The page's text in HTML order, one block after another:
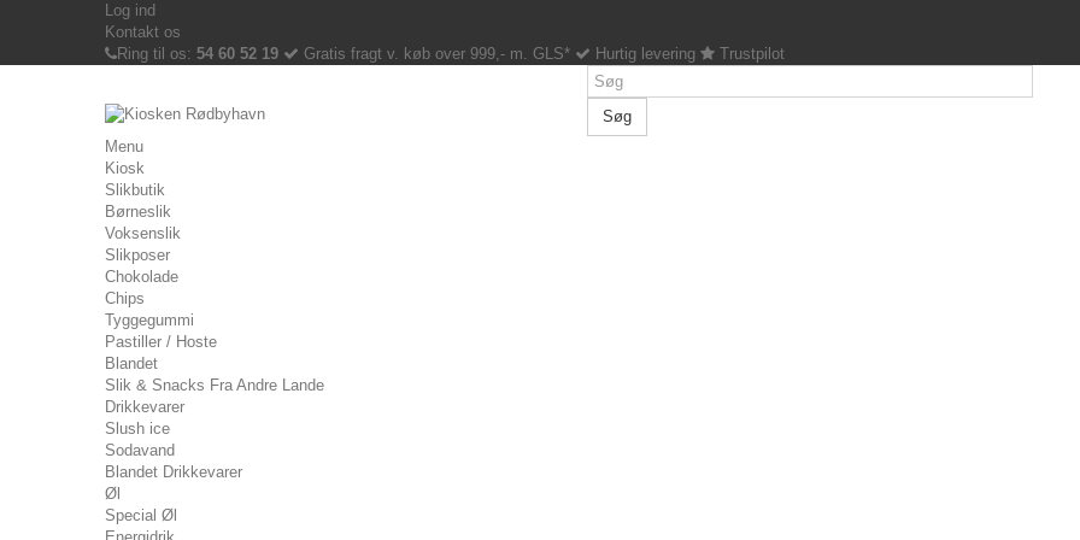
Log ind
Kontakt os
Ring til os: 54 60 52 19 Gratis fragt v. køb over 999,- m. GLS* Hurtig levering Trustpilot
Søg
Menu
Kiosk
Slikbutik
Børneslik
Voksenslik
Slikposer
Chokolade
Chips
Tyggegummi
Pastiller / Hoste
Blandet
Slik & Snacks Fra Andre Lande
Drikkevarer
Slush ice
Sodavand
Blandet Drikkevarer
Øl
Special Øl